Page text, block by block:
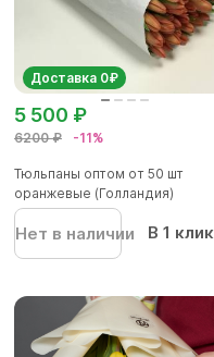
Доставка 0₽
6200 ₽ -11%
5 500 ₽
Тюльпаны оптом от 50 шт
оранжевые (Голландия)
Нет в наличии В 1 клик